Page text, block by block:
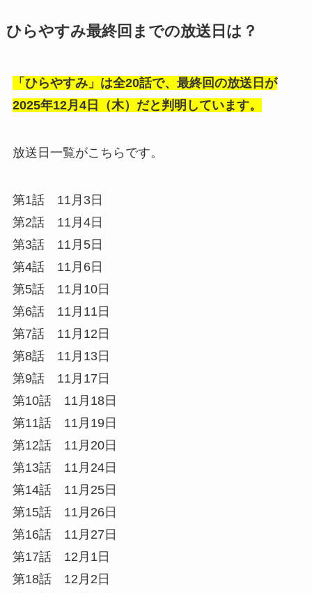
ひらやすみ最終回までの放送日は？
「ひらやすみ」は全20話で、最終回の放送日が
2025年12月4日（木）だと判明しています。
放送日一覧がこちらです。
第1話 11月3日
第2話 11月4日
第3話 11月5日
第4話 11月6日
第5話 11月10日
第6話 11月11日
第7話 11月12日
第8話 11月13日
第9話 11月17日
第10話 11月18日
第11話 11月19日
第12話 11月20日
第13話 11月24日
第14話 11月25日
第15話 11月26日
第16話 11月27日
第17話 12月1日
第18話 12月2日